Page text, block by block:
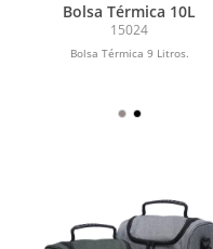
Bolsa Térmica 10L
15024
Bolsa Térmica 9 Litros.